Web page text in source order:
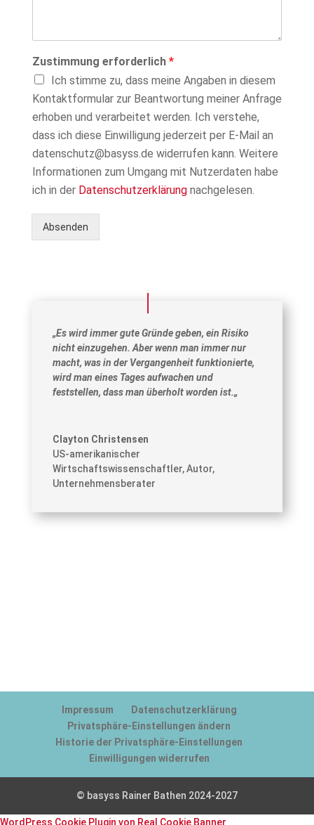
N
a
m
e
a
c
h
r
c
e
Zustimmung erforderlich *
Ich stimme zu, dass meine Angaben in diesem
Kontaktformular zur Beantwortung meiner Anfrage
erhoben und verarbeitet werden. Ich verstehe,
dass ich diese Einwilligung jederzeit per E-Mail an
datenschutz@basyss.de widerrufen kann. Weitere
Informationen zum Umgang mit Nutzerdaten habe
ich in der Datenschutzerklärungnachgelesen.
Absenden
„Es wird immer gute Gründe geben, ein Risiko
nicht einzugehen. Aber wenn man immer nur
macht, was in der Vergangenheit funktionierte,
wird man eines Tages aufwachen und
feststellen, dass man überholt worden ist.„
Clayton Christensen
US-amerikanischer
Wirtschaftswissenschaftler, Autor,
Unternehmensberater
Impressum
Datenschutzerklärung
Privatsphäre-Einstellungen ändern
Historie der Privatsphäre-Einstellungen
Einwilligungen widerrufen
© basyss Rainer Bathen 2024-2027
WordPress Cookie Plugin von Real Cookie Banner